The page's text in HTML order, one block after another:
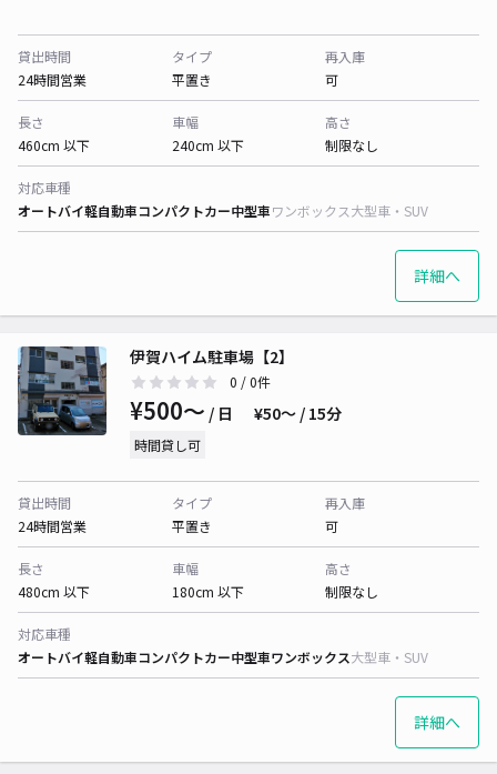
貸出時間
24時間営業
タイプ
平置き
再入庫
可
長さ
460cm 以下
車幅
240cm 以下
高さ
制限なし
対応車種
オートバイ軽自動車コンパクトカー中型車ワンボックス大型車・SUV
詳細へ
伊賀ハイム駐車場【2】
0 / 0件
¥500〜 / 日 ¥50〜 / 15分
時間貸し可
貸出時間
24時間営業
タイプ
平置き
再入庫
可
長さ
480cm 以下
車幅
180cm 以下
高さ
制限なし
対応車種
オートバイ軽自動車コンパクトカー中型車ワンボックス大型車・SUV
詳細へ